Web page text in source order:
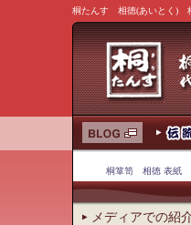
桐たんす 相徳(あいとく)
桐箪笥 相徳 表紙
メディアでの紹